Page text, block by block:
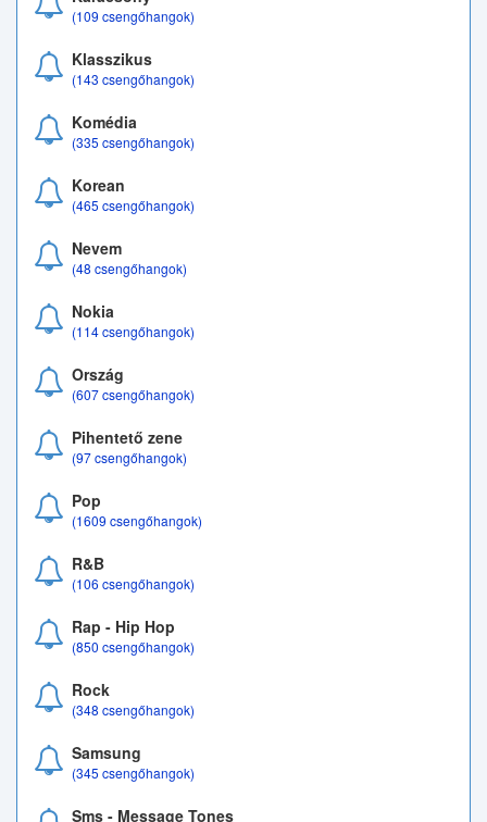
(109 csengőhangok)
Klasszikus
(143 csengőhangok)
Komédia
(335 csengőhangok)
Korean
(465 csengőhangok)
Nevem
(48 csengőhangok)
Nokia
(114 csengőhangok)
Ország
(607 csengőhangok)
Pihentető zene
(97 csengőhangok)
Pop
(1609 csengőhangok)
R&B
(106 csengőhangok)
Rap - Hip Hop
(850 csengőhangok)
Rock
(348 csengőhangok)
Samsung
(345 csengőhangok)
Sms - Message Tones